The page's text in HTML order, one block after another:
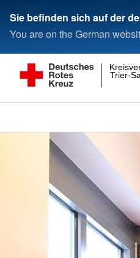
Sie befinden sich auf der
You are on the German
Trier-